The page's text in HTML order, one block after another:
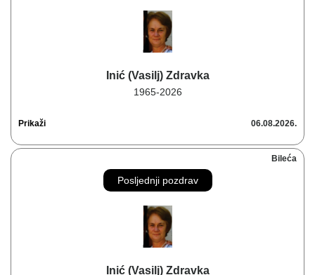
Inić (Vasilj) Zdravka
1965-2026
Prikaži 06.08.2026.
Bileća
Posljednji pozdrav
Inić (Vasilj) Zdravka